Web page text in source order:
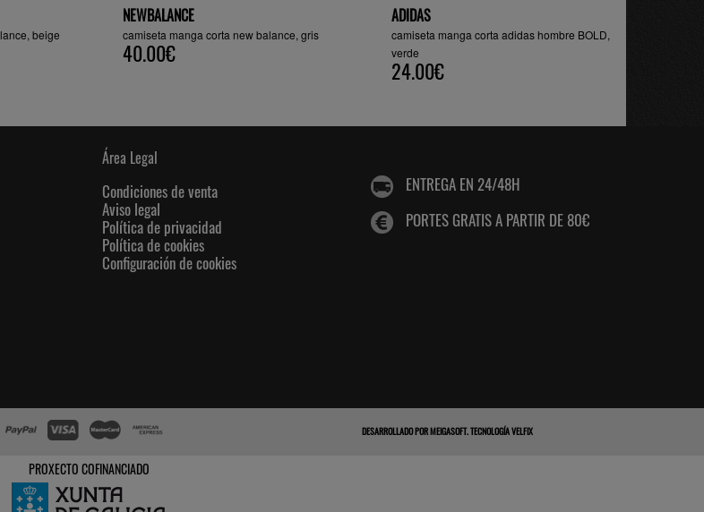
beige
NEWBALANCE
camiseta manga corta new balance, gris
40.00€
ADIDAS
camiseta manga corta adidas hombre BOLD,
verde
24.00€
Área Legal
Condiciones de venta
Aviso legal
Política de privacidad
Política de cookies
Configuración de cookies
ENTREGA EN 24/48H
PORTES GRATIS A PARTIR DE 80€
DESARROLLADO PORMEIGASOFT.TECNOLOGÍA VELFIX
PROXECTO COFINANCIADO